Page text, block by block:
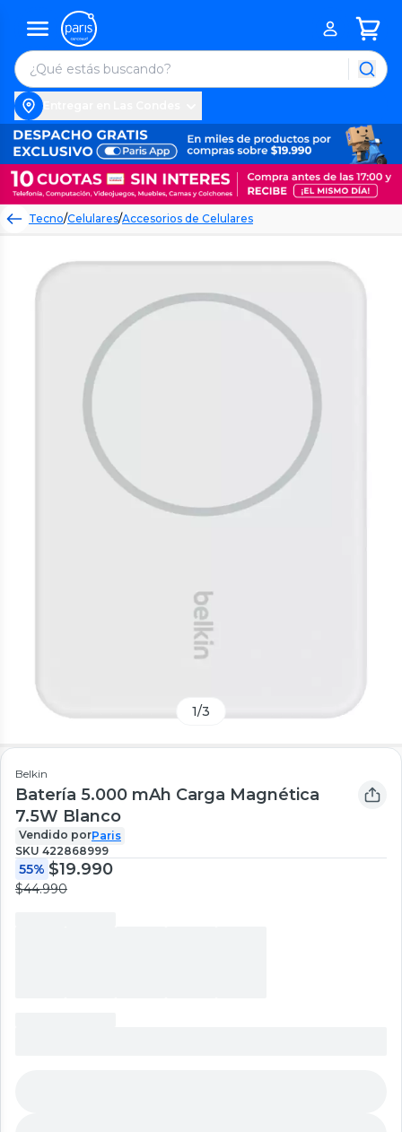
Tecno/Celulares/Accesorios de Celulares
1/3
Belkin
Batería 5.000 mAh Carga Magnética
7.5W Blanco
Vendido porParis
SKU 422868999
55% $19.990
$44.990